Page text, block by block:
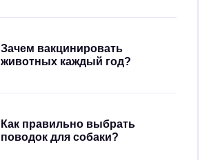
Зачем вакцинировать
животных каждый год?
Как правильно выбрать
поводок для собаки?